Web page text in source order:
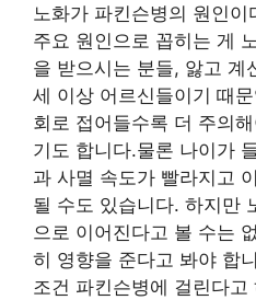
노화가 파킨슨병의 원인
주요 원인으로 꼽히는 게
을 받으시는 분들, 앓고 계
세 이상 어르신들이기 때
회로 접어들수록 더 주의
기도 합니다.물론 나이가
과 사멸 속도가 빨라지고
될 수도 있습니다. 하지만
으로 이어진다고 볼 수는
히 영향을 준다고 봐야 합
조건 파킨슨병에 걸린다